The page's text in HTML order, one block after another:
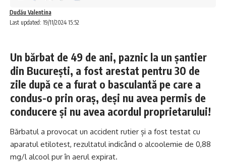
Last updated: 19/11/2024 15:52
Dudău Valentina
Un bărbat de 49 de ani, paznic la un șantier
din București, a fost arestat pentru 30 de
zile după ce a furat o basculantă pe care a
condus-o prin oraș, deși nu avea permis de
conducere și nu avea acordul proprietarului!
Bărbatul a provocat un accident rutier și a fost testat cu
aparatul etilotest, rezultatul indicând o alcoolemie de 0,88
mg/l alcool pur în aerul expirat.